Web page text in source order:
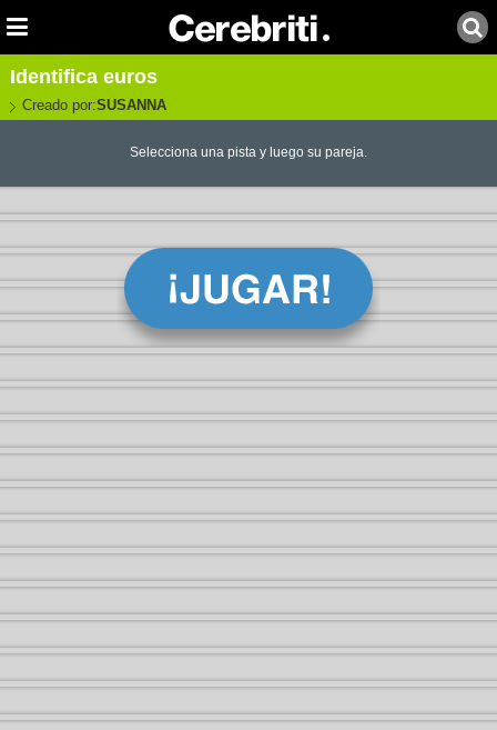
Identifica euros
Creado por:SUSANNA
Selecciona una pista y luego su pareja.